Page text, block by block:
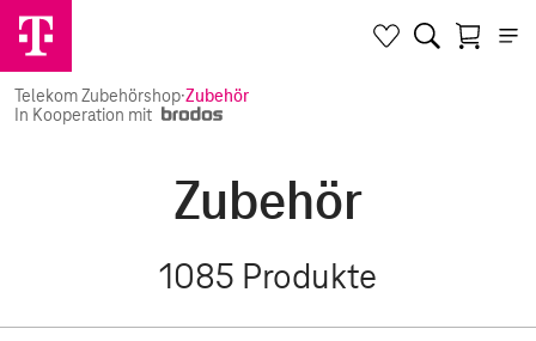
Telekom Zubehörshop·Zubehör
In Kooperation mit
Zubehör
1085 Produkte